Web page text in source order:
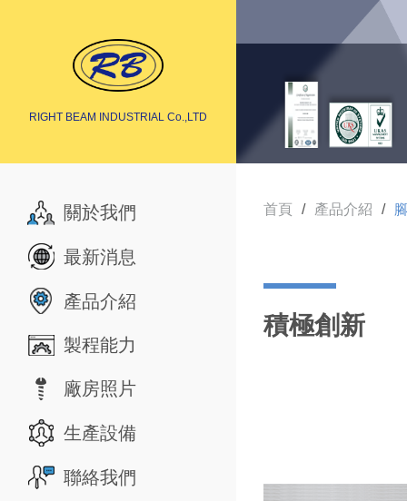
RIGHT BEAM INDUSTRIAL Co.,LTD
關於我們
最新消息
產品介紹
製程能力
廠房照片
生產設備
聯絡我們
首頁 產品介紹
積極創新